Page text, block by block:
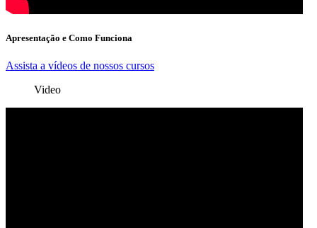
Apresentação e Como Funciona
Assista a vídeos de nossos cursos
Video